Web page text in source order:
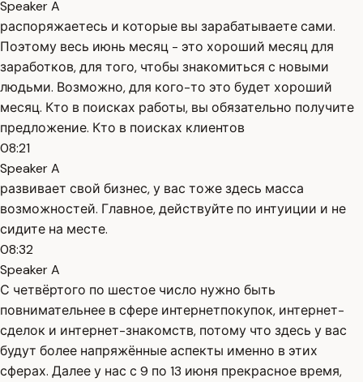
Speaker A
распоряжаетесь и которые вы зарабатываете сами.
Поэтому весь июнь месяц - это хороший месяц для
заработков, для того, чтобы знакомиться с новыми
людьми. Возможно, для кого-то это будет хороший
месяц. Кто в поисках работы, вы обязательно получите
предложение. Кто в поисках клиентов
08:21
Speaker A
развивает свой бизнес, у вас тоже здесь масса
возможностей. Главное, действуйте по интуиции и не
сидите на месте.
08:32
Speaker A
С четвёртого по шестое число нужно быть
повнимательнее в сфере интернетпокупок, интернет-
сделок и интернет-знакомств, потому что здесь у вас
будут более напряжённые аспекты именно в этих
сферах. Далее у нас с 9 по 13 июня прекрасное время,